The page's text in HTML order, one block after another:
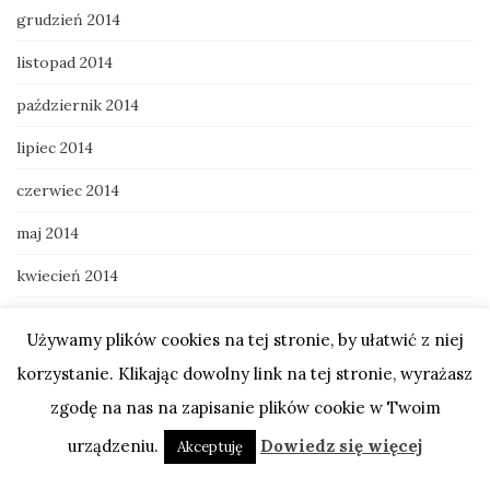
grudzień 2014
listopad 2014
październik 2014
lipiec 2014
czerwiec 2014
maj 2014
kwiecień 2014
grudzień 2013
listopad 2013
Używamy plików cookies na tej stronie, by ułatwić z niej
korzystanie. Klikając dowolny link na tej stronie, wyrażasz
zgodę na nas na zapisanie plików cookie w Twoim
urządzeniu.
Akceptuję Dowiedz się więcej